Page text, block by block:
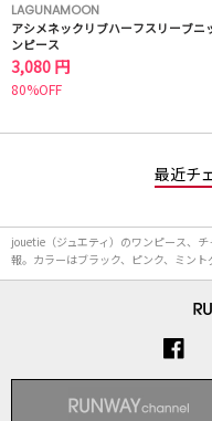
LAGUNAMOON
アシメネックリブハーフスリーブニ
ンピース
3,080 円
80%OFF
最近チ
jouetie（ジュエティ）のワンピース、
報。カラーはブラック、ピンク、ミント